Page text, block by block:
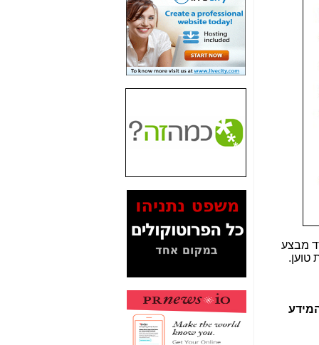
מבצע
טוען.
המידע
אישר לקבוצת סלקום
בדיוק מה שביבי אישר
כאן
האם השר איוב קרא
היה צריך בכלל לחתום
לקבוצת סלקום? -כאן
האם ביבי וקרא קבלו
בכלל תמורה עבור
ההטבות הרגולטוריות
מוכיחים "תפירת תיק"
לאיש הלא נכון! -
כאן
עובדות ומסמכים
המוסתרים מהציבור:
בזק? -כאן
מה מקור ה-Fake
News שהביא לתפירת